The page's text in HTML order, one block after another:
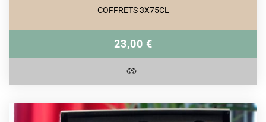
COFFRETS 3X75CL
23,00 €